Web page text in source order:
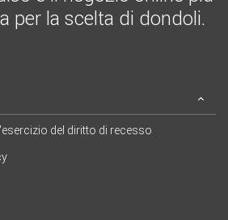
per la scelta di dondoli.
del diritto di recesso